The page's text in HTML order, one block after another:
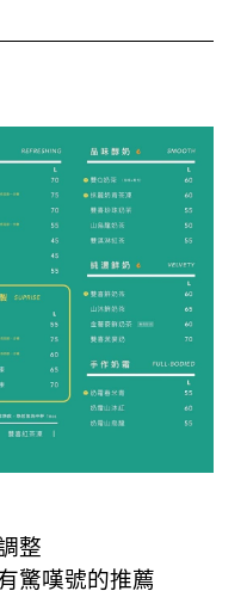
整
驚嘆號的推薦